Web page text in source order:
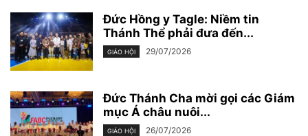
Đức Hồng y Tagle: Niềm tin
Thánh Thể phải đưa đến...
GIÁO HỘI 29/07/2026
Đức Thánh Cha mời gọi các Giám
mục Á châu nuôi...
GIÁO HỘI 26/07/2026